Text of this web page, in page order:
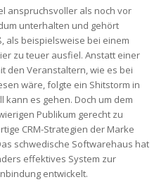
anspruchsvoller als noch vor
unterhalten und gehört
als beispielsweise bei einem
zu teuer ausfiel. Anstatt einer
den Veranstaltern, wie es bei
wäre, folgte ein Shitstorm in
kann es gehen. Doch um dem
Publikum gerecht zu
CRM-Strategien der Marke
schwedische Softwarehaus hat
effektives System zur
entwickelt.